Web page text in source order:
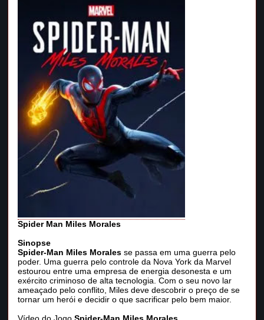
Spider Man Miles Morales
Sinopse
Spider-Man Miles Morales se passa em uma guerra pelo
poder. Uma guerra pelo controle da Nova York da Marvel
estourou entre uma empresa de energia desonesta e um
exército criminoso de alta tecnologia. Com o seu novo lar
ameaçado pelo conflito, Miles deve descobrir o preço de se
tornar um herói e decidir o que sacrificar pelo bem maior.